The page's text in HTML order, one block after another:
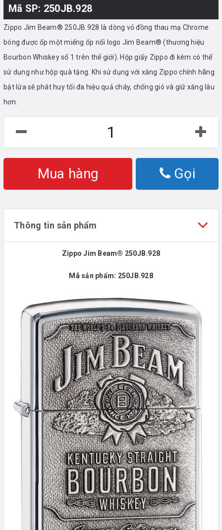
Mã SP: 250JB.928
Zippo Jim Beam® 250JB.928 là dòng vỏ đồng thau mạ Chrome
bóng được ốp một miếng ốp nổi logo Jim Beam® (thương hiệu
Bourbon Whiskey số 1 trên thế giới). Hộp giấy Zippo đi kèm có thể
sử dụng như hộp quà tặng. Khi sử dụng với xăng Zippo chính hãng
bật lửa sẽ phát huy tối đa hiệu quả cháy, chống gió và giữ xăng lâu
hơn.
Mua hàng Gọi
Thông tin sản phẩm
Zippo Jim Beam® 250JB.928
Mã sản phẩm: 250JB.928